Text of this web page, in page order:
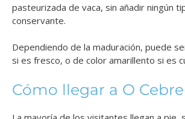
pasteurizada de vaca, sin añadir ningún
conservante.
Dependiendo de la maduración, puede
si es fresco, o de color amarillento si es
Cómo llegar a O